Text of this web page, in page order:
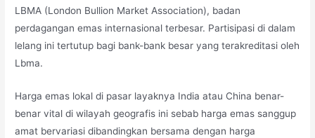
LBMA (London Bullion Market Association), badan
perdagangan emas internasional terbesar. Partisipasi di dalam
lelang ini tertutup bagi bank-bank besar yang terakreditasi oleh
Lbma.
Harga emas lokal di pasar layaknya India atau China benar-
benar vital di wilayah geografis ini sebab harga emas sanggup
amat bervariasi dibandingkan bersama dengan harga